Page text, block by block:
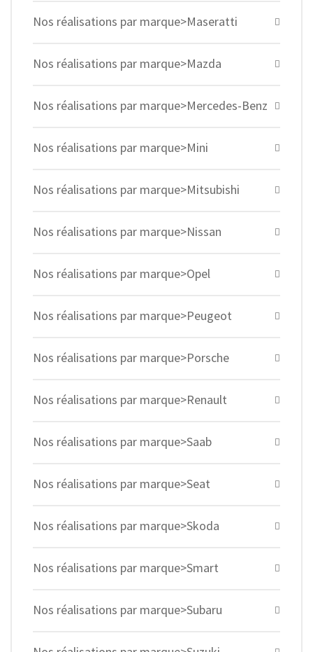
Nos réalisations par marque>Maseratti
Nos réalisations par marque>Mazda
Nos réalisations par marque>Mercedes-Benz
Nos réalisations par marque>Mini
Nos réalisations par marque>Mitsubishi
Nos réalisations par marque>Nissan
Nos réalisations par marque>Opel
Nos réalisations par marque>Peugeot
Nos réalisations par marque>Porsche
Nos réalisations par marque>Renault
Nos réalisations par marque>Saab
Nos réalisations par marque>Seat
Nos réalisations par marque>Skoda
Nos réalisations par marque>Smart
Nos réalisations par marque>Subaru